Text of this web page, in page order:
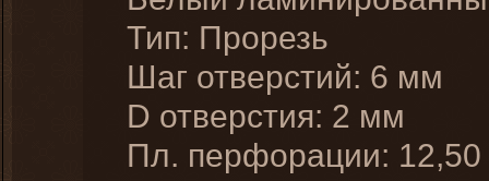
Тип: Прорезь
Шаг отверстий: 6 мм
D отверстия: 2 мм
Пл. перфорации: 12,50